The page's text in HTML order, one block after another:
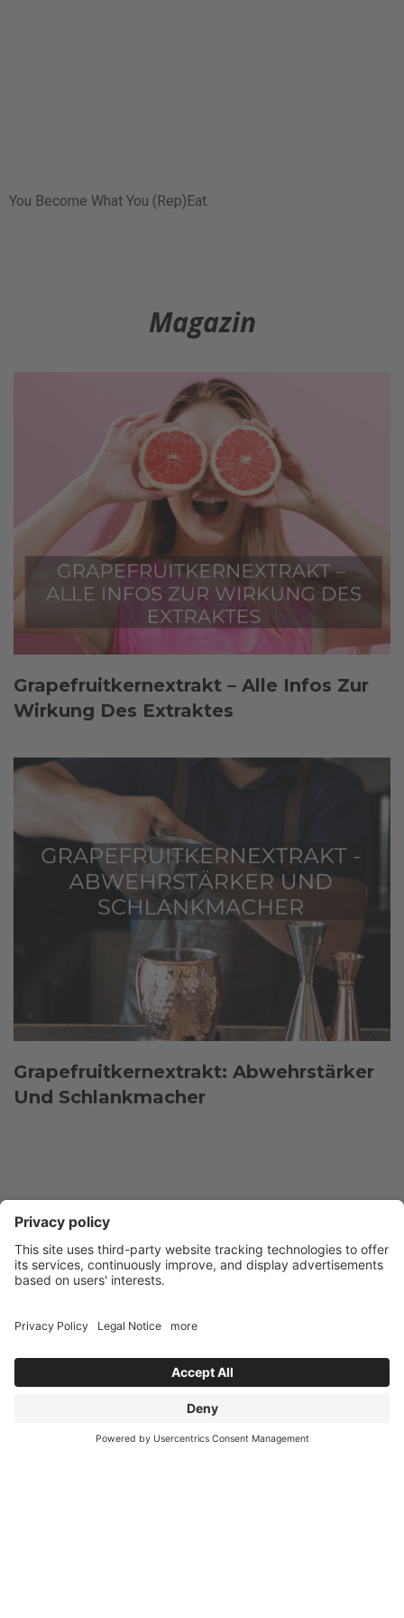
You Become What You (Rep)Eat.
Magazin
Grapefruitkernextrakt – Alle Infos Zur
Wirkung Des Extraktes
Grapefruitkernextrakt: Abwehrstärker
Und Schlankmacher